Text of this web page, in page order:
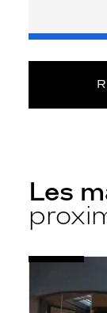
Les
Opticien
sur-
Voir
fiche